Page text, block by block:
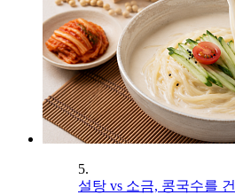
5.
설탕 vs 소금, 콩국수를